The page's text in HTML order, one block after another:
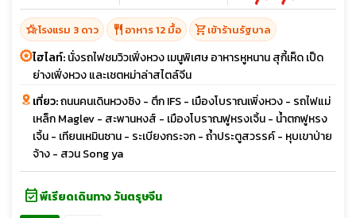
hotel_classโรงแรม 3 ดาว restaurant อาหาร 12 มื้อ shopping_cartเข้าร้านรัฐบาล
ไฮไลท์:นั่งรถไฟชมวิวเฟิ่งหวง เมนูพิเศษ อาหารหูหนาน สุกี้เห็ด เป็ด
ย่างเฟิ่งหวง และเชตหม่าล่าสไตล์จีน
เที่ยว:ถนนคนเดินหวงซิง - ตึก IFS - เมืองโบราณเพิ่งหวง - รถไฟแม่
เหล็ก Maglev - สะพานหงส์ - เมืองโบราณฟูหรงเจิ้น - น้ำตกฟูหรง
เจิ้น - เทียนเหมินซาน - ระเบียงกระจก - ถ้ำประตูสวรรค์ - หุบเขาป่าย
จ้าง - สวน Song ya
event_availableพีเรียดเดินทาง วันตรุษจีน